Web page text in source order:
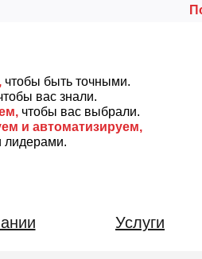
чтобы быть точными.
вас знали.
чтобы вас выбрали.
и автоматизируем,
лидерами.
Услуги